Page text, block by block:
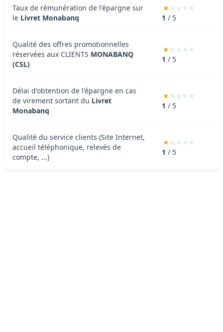
Taux de rémunération de l'épargne sur
le Livret Monabanq 1 / 5
Qualité des offres promotionnelles
réservées aux CLIENTS MONABANQ
(CSL)
1 / 5
Délai d'obtention de l'épargne en cas
de virement sortant du Livret
Monabanq
1 / 5
Qualité du service clients (Site Internet,
accueil téléphonique, relevés de
compte, ...)
1 / 5